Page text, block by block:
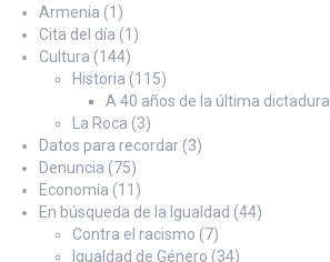
Armenia (1)
Cita del día (1)
Cultura (144)
Historia (115)
A 40 años de la última dictadura
La Roca (3)
Datos para recordar (3)
Denuncia (75)
Economía (11)
En búsqueda de la Igualdad (44)
Contra el racismo (7)
Igualdad de Género (34)